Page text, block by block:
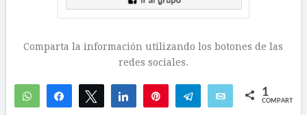
Comparta la información utilizando los botones de las
redes sociales.
WhatsAppCompartirTwittear Compartir Telegram Email 1
COMPARTIR